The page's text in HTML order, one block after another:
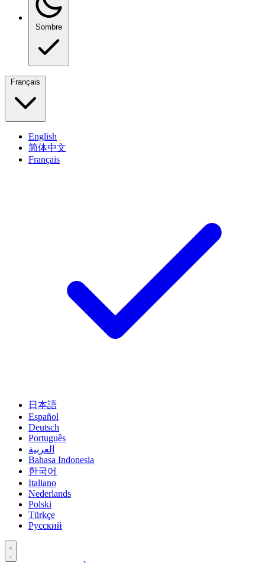
Sombre
Français
English
简体中文
Français
日本語
Español
Deutsch
Português
العربية
Bahasa Indonesia
한국어
Italiano
Nederlands
Polski
Türkçe
Русский